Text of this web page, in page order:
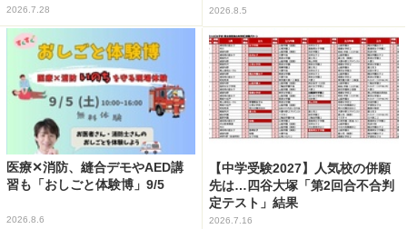
2026.7.28 2026.8.5
医療✕消防、縫合デモやAED講
習も「おしごと体験博」9/5
2026.8.6
【中学受験2027】人気校の併願
先は…四谷大塚「第2回合不合判
定テスト」結果
2026.7.16